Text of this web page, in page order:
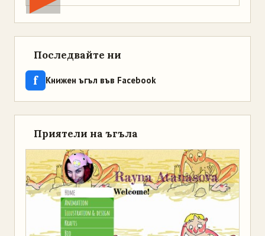
Последвайте ни
f Книжен ъгъл във Facebook
Приятели на ъгъла